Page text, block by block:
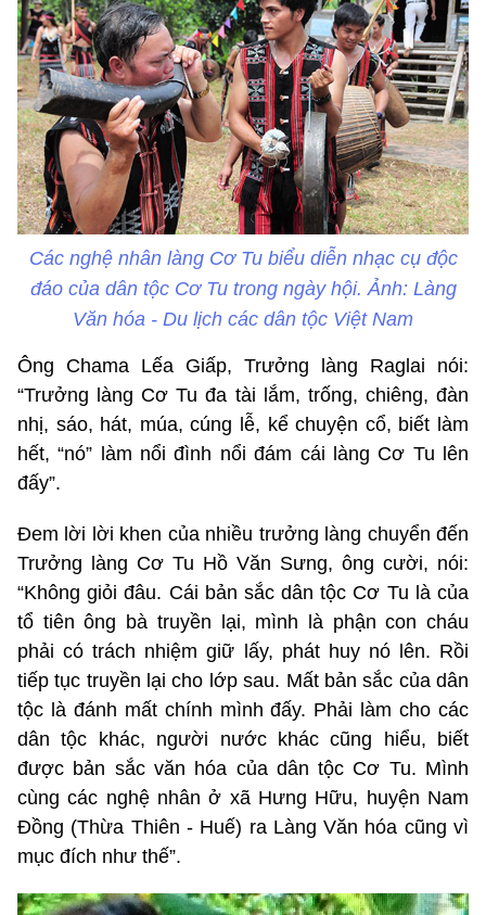
Các nghệ nhân làng Cơ Tu biểu diễn nhạc cụ độc
đáo của dân tộc Cơ Tu trong ngày hội. Ảnh: Làng
Văn hóa - Du lịch các dân tộc Việt Nam
Ông Chama Lếa Giấp, Trưởng làng Raglai nói:
“Trưởng làng Cơ Tu đa tài lắm, trống, chiêng, đàn
nhị, sáo, hát, múa, cúng lễ, kể chuyện cổ, biết làm
hết, “nó” làm nổi đình nổi đám cái làng Cơ Tu lên
đấy”.
Đem lời lời khen của nhiều trưởng làng chuyển đến
Trưởng làng Cơ Tu Hồ Văn Sưng, ông cười, nói:
“Không giỏi đâu. Cái bản sắc dân tộc Cơ Tu là của
tổ tiên ông bà truyền lại, mình là phận con cháu
phải có trách nhiệm giữ lấy, phát huy nó lên. Rồi
tiếp tục truyền lại cho lớp sau. Mất bản sắc của dân
tộc là đánh mất chính mình đấy. Phải làm cho các
dân tộc khác, người nước khác cũng hiểu, biết
được bản sắc văn hóa của dân tộc Cơ Tu. Mình
cùng các nghệ nhân ở xã Hưng Hữu, huyện Nam
Đồng (Thừa Thiên - Huế) ra Làng Văn hóa cũng vì
mục đích như thế”.